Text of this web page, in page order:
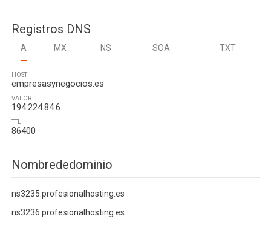
Registros DNS
A MX NS SOA TXT
HOST
empresasynegocios.es
VALOR
194.224.84.6
TTL
86400
Nombrededominio
ns3235.profesionalhosting.es
ns3236.profesionalhosting.es